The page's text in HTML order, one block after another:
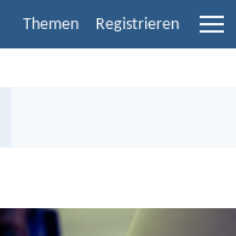
Themen Registrieren